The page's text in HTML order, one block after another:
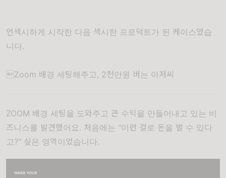
언섹시하게 시작한 다음 섹시한 프로덕트가 된 케이스였습
니다.
Zoom 배경 세팅해주고, 2천만원 버는 아저씨
ZOOM 배경 세팅을 도와주고 큰 수익을 만들어내고 있는 비
즈니스를 발견했어요. 처음에는 "이런 걸로 돈을 벌 수 있다
고?" 싶은 영역이었습니다.